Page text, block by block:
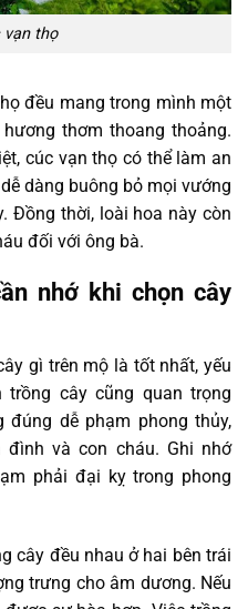
vạn thọ
đều mang trong mình một
thơm thoang thoảng.
cúc vạn thọ có thể làm an
dàng buông bỏ mọi vướng
Đồng thời, loài hoa này còn
đối với ông bà.
nhớ khi chọn cây
gì trên mộ là tốt nhất, yếu
cây cũng quan trọng
đúng dễ phạm phong thủy,
và con cháu. Ghi nhớ
phải đại kỵ trong phong
cây đều nhau ở hai bên trái
trưng cho âm dương. Nếu